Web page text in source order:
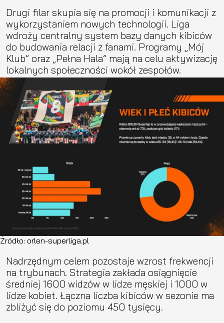
Drugi filar skupia się na promocji i komunikacji z
wykorzystaniem nowych technologii. Liga
wdroży centralny system bazy danych kibiców
do budowania relacji z fanami. Programy „Mój
Klub” oraz „Pełna Hala” mają na celu aktywizację
lokalnych społeczności wokół zespołów.
Źródło: orlen-superliga.pl
Nadrzędnym celem pozostaje wzrost frekwencji
na trybunach. Strategia zakłada osiągnięcie
średniej 1600 widzów w lidze męskiej i 1000 w
lidze kobiet. Łączna liczba kibiców w sezonie ma
zbliżyć się do poziomu 450 tysięcy.